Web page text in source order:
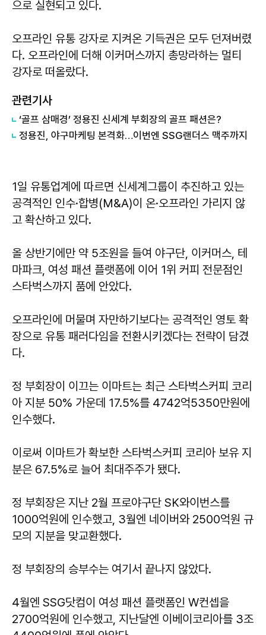
으로 실현되고 있다.
오프라인 유통 강자로 지켜온 기득권은 모두 던져버렸
다. 오프라인에 더해 이커머스까지 총망라하는 멀티
강자로 떠올랐다.
관련기사
​‘골프 삼매경’ 정용진 신세계 부회장의 골프 패션은?
정용진, 야구마케팅 본격화…이번엔 SSG랜더스 맥주까지
1일 유통업계에 따르면 신세계그룹이 추진하고 있는
공격적인 인수·합병(M&A)이 온·오프라인 가리지 않
고 확산하고 있다.
올 상반기에만 약 5조원을 들여 야구단, 이커머스, 테
마파크, 여성 패션 플랫폼에 이어 1위 커피 전문점인
스타벅스까지 품에 안았다.
오프라인에 머물며 자만하기보다는 공격적인 영토 확
장으로 유통 패러다임을 전환시키겠다는 전략이 담겼
다.
정 부회장이 이끄는 이마트는 최근 스타벅스커피 코리
아 지분 50% 가운데 17.5%를 4742억5350만원에
인수했다.
이로써 이마트가 확보한 스타벅스커피 코리아 보유 지
분은 67.5%로 늘어 최대주주가 됐다.
정 부회장은 지난 2월 프로야구단 SK와이번스를
1000억원에 인수했고, 3월엔 네이버와 2500억원 규
모의 지분을 맞교환했다.
정 부회장의 승부수는 여기서 끝나지 않았다.
4월엔 SSG닷컴이 여성 패션 플랫폼인 W컨셉을
2700억원에 인수했고, 지난달엔 이베이코리아를 3조